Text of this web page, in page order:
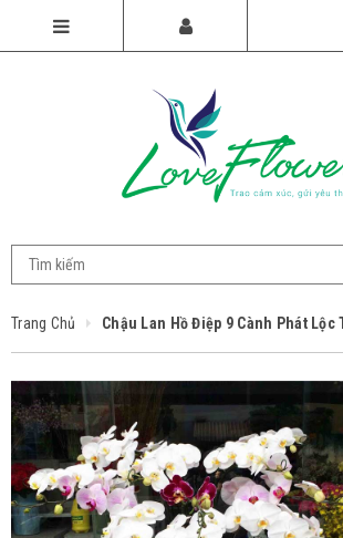
Trang Chủ Chậu Lan Hồ Điệp 9 Cành Phát Lộc